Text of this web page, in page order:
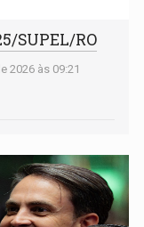
SUPEL/RO
2026 às 09:21